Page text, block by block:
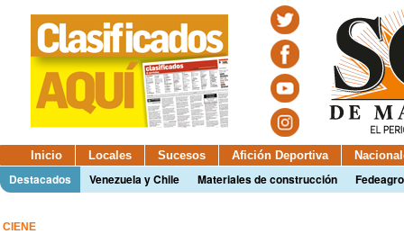
Inicio Locales Sucesos Afición Deportiva
Destacados Venezuela y Chile Materiales de construcción Fedeagro
CIENE